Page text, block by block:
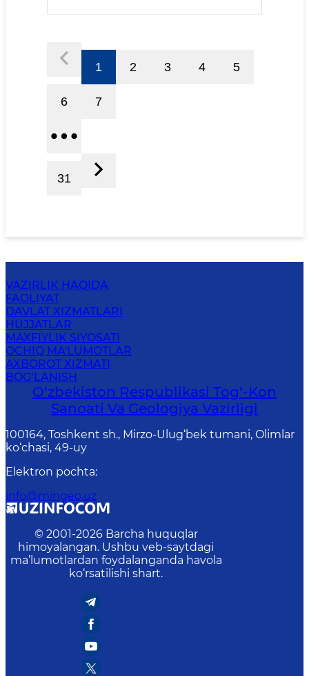
1 2 3 4 5
6 7
31
VAZIRLIK HAQIDA
FAOLIYAT
DAVLAT XIZMATLARI
HUJJATLAR
MAXFIYLIK SIYOSATI
OCHIQ MA'LUMOTLAR
AXBOROT XIZMATI
BOG‘LANISH
O‘zbekiston Respublikasi Tog‘-Kon
Sanoati Va Geologiya Vazirligi
100164, Toshkent sh., Mirzo-Ulug‘bek tumani, Olimlar
ko‘chasi, 49-uy
Elektron pochta:
info@mingeo.uz
© 2001-2026 Barcha huquqlar
himoyalangan. Ushbu veb-saytdagi
ma’lumotlardan foydalanganda havola
ko‘rsatilishi shart.